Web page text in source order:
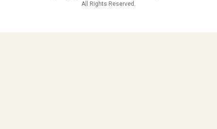
All Rights Reserved.